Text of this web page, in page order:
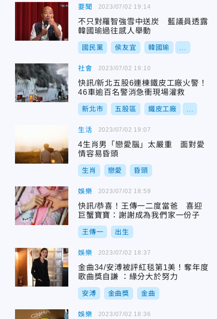
要聞
不只對羅智強雪中送炭 藍議員透露
韓國瑜過往感人舉動
國民黨 侯友宜 韓國瑜
2023/07/02 19:14
社會
快訊/新北五股6連棟鐵皮工廠火警！
46車逾百名警消急衝現場灌救
新北市 五股區 鐵皮工廠
2023/07/02 19:10
生活
4生肖男「戀愛腦」太嚴重 面對愛
情容易昏頭
生肖 戀愛 昏頭
2023/07/02 19:07
娛樂
快訊/恭喜！王傳一二度當爸 喜迎
巨蟹寶寶：謝謝成為我們家一份子
王傳一 出生
2023/07/02 18:59
娛樂
金曲34/安溥被評紅毯第1美！奪年度
歌曲獎自謙 ：緣分大於努力
安溥 金曲獎 金曲
2023/07/02 18:37
娛樂 2023/07/02 18:36